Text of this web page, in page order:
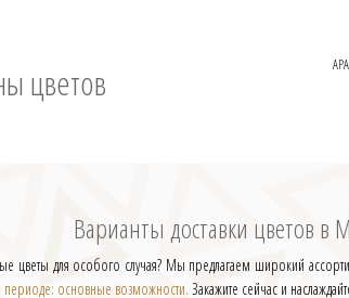
цветов
Варианты доставки цветов в
цветы для особого случая? Мы предлагаем широкий
периоде: основные возможности. Закажите сейчас и